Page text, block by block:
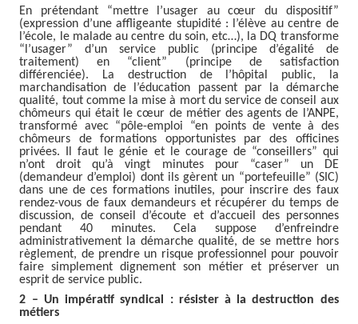
En prétendant “mettre l’usager au cœur du dispositif”
(expression d’une affligeante stupidité : l’élève au centre de
l’école, le malade au centre du soin, etc…), la DQ transforme
“l’usager” d’un service public (principe d’égalité de
traitement) en “client” (principe de satisfaction
différenciée). La destruction de l’hôpital public, la
marchandisation de l’éducation passent par la démarche
qualité, tout comme la mise à mort du service de conseil aux
chômeurs qui était le cœur de métier des agents de l’ANPE,
transformé avec “pôle-emploi “en points de vente à des
chômeurs de formations opportunistes par des officines
privées. Il faut le génie et le courage de “conseillers” qui
n’ont droit qu’à vingt minutes pour “caser” un DE
(demandeur d’emploi) dont ils gèrent un “portefeuille” (SIC)
dans une de ces formations inutiles, pour inscrire des faux
rendez-vous de faux demandeurs et récupérer du temps de
discussion, de conseil d’écoute et d’accueil des personnes
pendant 40 minutes. Cela suppose d’enfreindre
administrativement la démarche qualité, de se mettre hors
règlement, de prendre un risque professionnel pour pouvoir
faire simplement dignement son métier et préserver un
esprit de service public.
2 – Un impératif syndical : résister à la destruction des
métiers